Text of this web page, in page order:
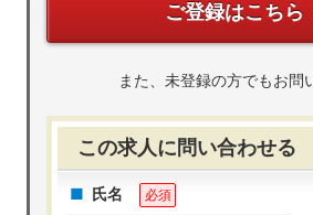
ご登録はこちら
また、未登録の方でもお問
この求人に問い合わせる
氏名 必須